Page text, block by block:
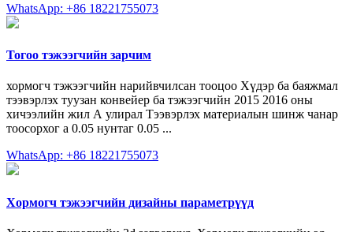
WhatsApp: +86 18221755073
Тогоо тэжээгчийн зарчим
хормогч тэжээгчийн нарийвчилсан тооцоо Хүдэр ба баяжмал
тээвэрлэх туузан конвейер ба тэжээгчийн 2015 2016 оны
хичээлийн жил А улирал Тээвэрлэх материалын шинж чанар
тоосорхог a 0.05 нунтаг 0.05 ...
WhatsApp: +86 18221755073
Хормогч тэжээгчийн дизайны параметрүүд